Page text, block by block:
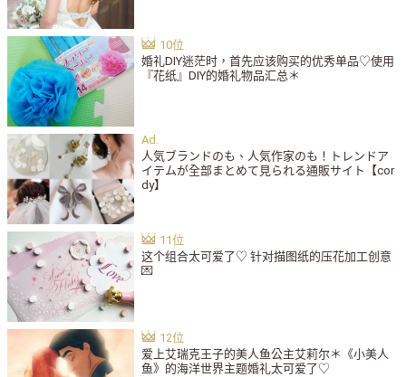
婚礼DIY迷茫时，首先应该购买的优秀单品♡使用
『花纸』DIY的婚礼物品汇总＊
人気ブランドのも、人気作家のも！トレンドア
イテムが全部まとめて見られる通販サイト【cor
dy】
这个组合太可爱了♡ 针对描图纸的压花加工创意
💌
爱上艾瑞克王子的美人鱼公主艾莉尔＊《小美人
鱼》的海洋世界主题婚礼太可爱了♡